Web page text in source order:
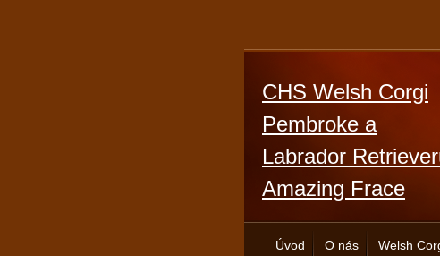
CHS Welsh Corgi
Pembroke a
Labrador
Amazing Frace
Úvod O nás Welsh